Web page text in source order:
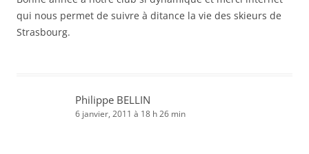
qui nous permet de suivre à ditance la vie des skieurs de
Strasbourg.
Philippe BELLIN
6 janvier, 2011 à 18 h 26 min